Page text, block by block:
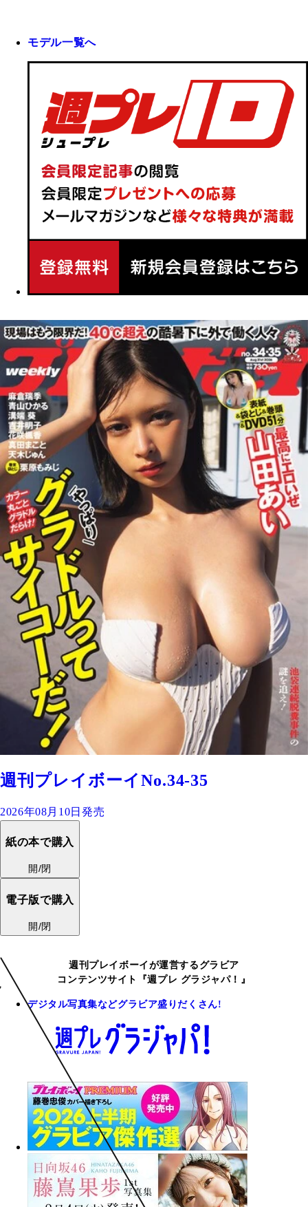
モデル一覧へ
週刊プレイボーイNo.34-35
2026年08月10日発売
紙の本で購入
開/閉
電子版で購入
開/閉
週刊プレイボーイが運営するグラビア
コンテンツサイト『週プレ グラジャパ！』
デジタル写真集などグラビア盛りだくさん!